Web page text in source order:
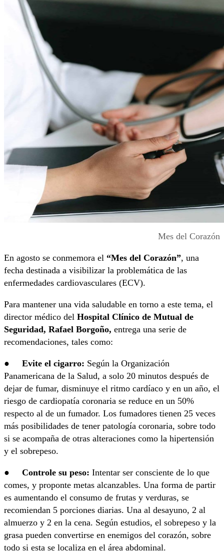
Mes del Corazón
En agosto se conmemora el “Mes del Corazón”, una
fecha destinada a visibilizar la problemática de las
enfermedades cardiovasculares (ECV).
Para mantener una vida saludable en torno a este tema, el
director médico del Hospital Clínico de Mutual de
Seguridad, Rafael Borgoño, entrega una serie de
recomendaciones, tales como:
● Evite el cigarro: Según la Organización
Panamericana de la Salud, a solo 20 minutos después de
dejar de fumar, disminuye el ritmo cardíaco y en un año, el
riesgo de cardiopatía coronaria se reduce en un 50%
respecto al de un fumador. Los fumadores tienen 25 veces
más posibilidades de tener patología coronaria, sobre todo
si se acompaña de otras alteraciones como la hipertensión
y el sobrepeso.
● Controle su peso: Intentar ser consciente de lo que
comes, y proponte metas alcanzables. Una forma de partir
es aumentando el consumo de frutas y verduras, se
recomiendan 5 porciones diarias. Una al desayuno, 2 al
almuerzo y 2 en la cena. Según estudios, el sobrepeso y la
grasa pueden convertirse en enemigos del corazón, sobre
todo si esta se localiza en el área abdominal.